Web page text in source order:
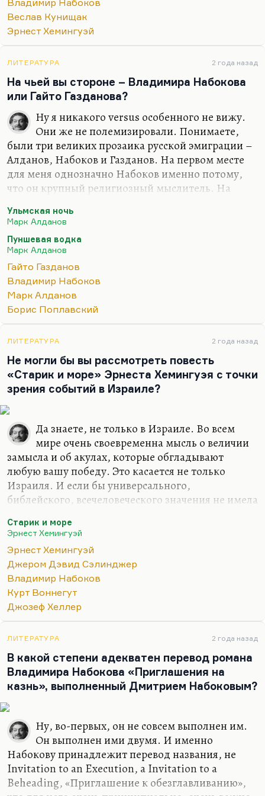
Лосев. Наверное, вот так.
Мне при первом знакомстве Кенжеев сказал:
и Мандельштам». Насчет Блока – да, говорю,
точно, не ошибся. А вот насчет Мандельштама –
не знаю. При всем бесконечном…
Владимир Набоков
Веслав Кунищак
Эрнест Хемингуэй
ЛИТЕРАТУРА 2 года назад
На чьей вы стороне – Владимира Набокова
или Гайто Газданова?
Ну я никакого versus особенного не вижу.
Они же не полемизировали. Понимаете,
были три великих прозаика русской эмиграции –
Алданов, Набоков и Газданов. На первом месте
для меня однозначно Набоков именно потому,
что он крупный религиозный мыслитель. На
замечательная сухая проза, замечательная
гармония, прелестные женские образы. Это такая
своеобразная метафизика, непроявленная и
непроговоренная, но она, конечно, есть. На
третьем месте – Алданов, который, безусловно,
когда пишет исторические очерки (например, об
Азефе), приобретает холодный блеск, какой был у
Короленко в его документальной прозе. Но
Ульмская ночь
Марк Алданов
Пуншевая водка
Марк Алданов
Гайто Газданов
Владимир Набоков
Марк Алданов
Борис Поплавский
ЛИТЕРАТУРА 2 года назад
Не могли бы вы рассмотреть повесть
«Старик и море» Эрнеста Хемингуэя с точки
зрения событий в Израиле?
Да знаете, не только в Израиле. Во всем
мире очень своевременна мысль о величии
замысла и об акулах, которые обгладывают
любую вашу победу. Это касается не только
Израиля. И если бы универсального,
библейского, всечеловеческого значения не имела
получила. Она не вызвала бы такого восторга.
Понимаете, какая вещь? «Старик и море» написан
в минуты, когда Хемингуэй переживал
последний всплеск гениальности. Все остальное,
что он делал в это время, не годилось никуда.
«Острова в океане», которые так любила
пройденного. Вещь получилась
посмертно издали, там есть…
Старик и море
Эрнест Хемингуэй
Эрнест Хемингуэй
Джером Дэвид Сэлинджер
Владимир Набоков
Курт Воннегут
Джозеф Хеллер
ЛИТЕРАТУРА 2 года назад
В какой степени адекватен перевод романа
Владимира Набокова «Приглашения на
казнь», выполненный Дмитрием Набоковым?
Ну, во-первых, он не совсем выполнен им.
Он выполнен ими двумя. И именно
Набокову принадлежит перевод названия, не
Invitation to an Execution, а Invitation to a
Beheading, «Приглашение к обезглавливанию»,